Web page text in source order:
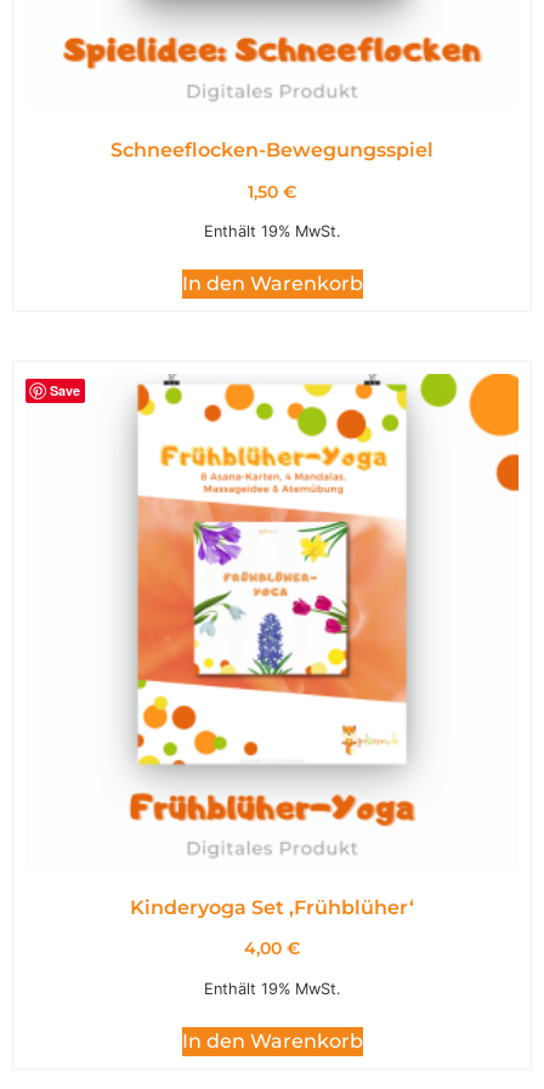
Schneeflocken-Bewegungsspiel
1,50 €
Enthält 19% MwSt.
In den Warenkorb
Save
Kinderyoga Set ,Frühblüher‘
4,00 €
Enthält 19% MwSt.
In den Warenkorb